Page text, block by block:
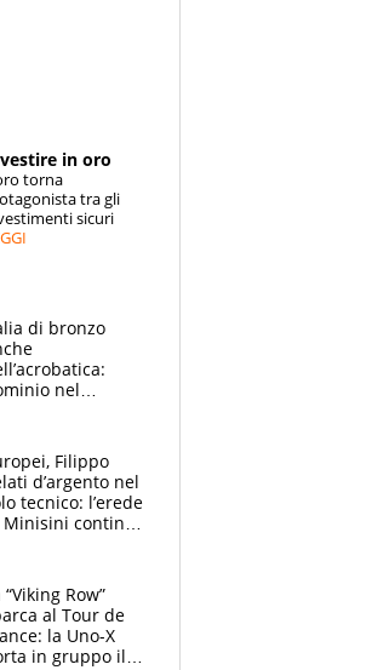
in oro
torna
tra gli
sicuri
di bronzo
nel
Filippo
d’argento nel
tecnico: l’erede
continua
“Viking Row”
al Tour de
la Uno-X
in gruppo il